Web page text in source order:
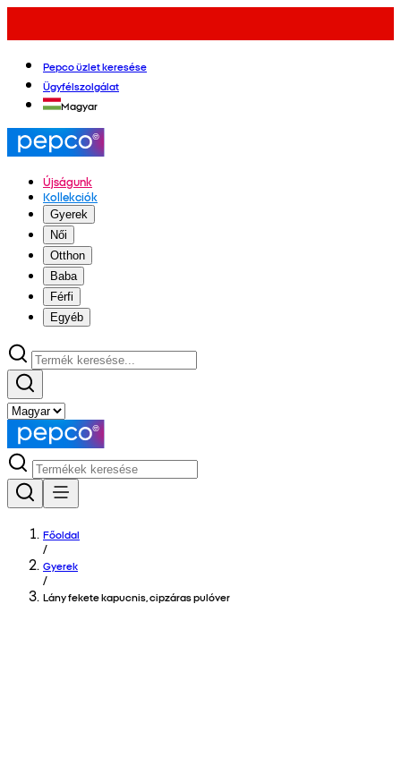
Pepco üzlet keresése
Ügyfélszolgálat
Magyar
Újságunk
Kollekciók
Gyerek
Női
Otthon
Baba
Férfi
Egyéb
Főoldal
/
Gyerek
/
Lány fekete kapucnis, cipzáras pulóver